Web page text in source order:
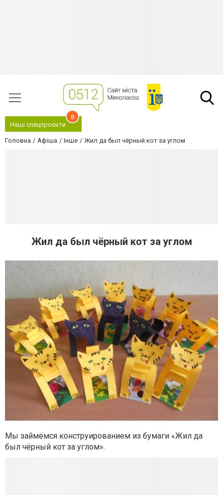
Наші спецпроєкти
8
Головна Афіша Інше Жил да был чёрный кот за углом
Жил да был чёрный кот за углом
Мы займёмся конструированием из бумаги «Жил да
был чёрный кот за углом».